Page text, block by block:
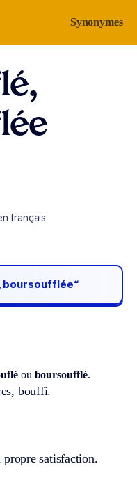
Synonymes
français
boursoufflée“
ou boursoufflé.
bouffi.
satisfaction.